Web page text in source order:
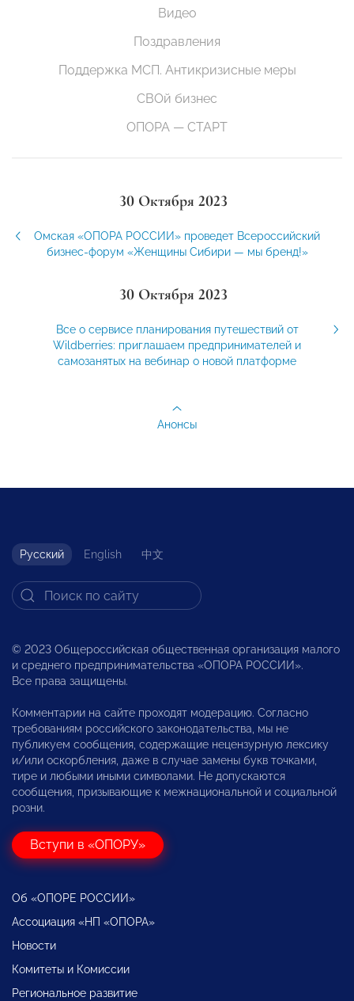
Видео
Поздравления
Поддержка МСП. Антикризисные меры
СВОй бизнес
ОПОРА — СТАРТ
30 Октября 2023
Омская «ОПОРА РОССИИ» проведет Всероссийский
бизнес-форум «Женщины Сибири — мы бренд!»
30 Октября 2023
Все о сервисе планирования путешествий от
Wildberries: приглашаем предпринимателей и
самозанятых на вебинар о новой платформе
Анонсы
Русский English 中文
© 2023 Общероссийская общественная организация малого
и среднего предпринимательства «ОПОРА РОССИИ».
Все права защищены.
Комментарии на сайте проходят модерацию. Согласно
требованиям российского законодательства, мы не
публикуем сообщения, содержащие нецензурную лексику
и/или оскорбления, даже в случае замены букв точками,
тире и любыми иными символами. Не допускаются
сообщения, призывающие к межнациональной и социальной
розни.
Вступи в «ОПОРУ»
Об «ОПОРЕ РОССИИ»
Ассоциация «НП «ОПОРА»
Новости
Комитеты и Комиссии
Региональное развитие